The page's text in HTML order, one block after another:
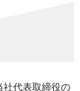
代表取締役の